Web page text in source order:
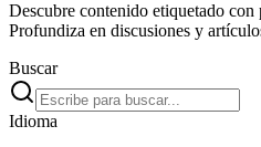
Descubre contenido etiquetado con
Profundiza en discusiones y
Buscar
Idioma